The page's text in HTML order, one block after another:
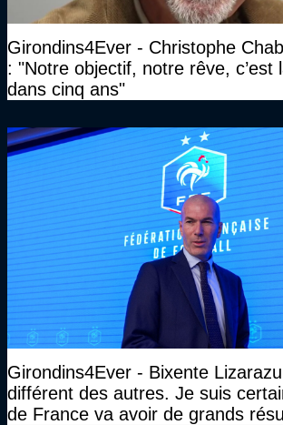
Girondins4Ever - Christophe
: "Notre objectif, notre rêve, c’est
dans cinq ans"
Girondins4Ever - Bixente
différent des autres. Je suis
de France va avoir de grands